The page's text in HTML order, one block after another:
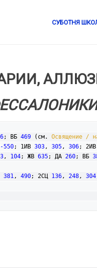
СУБОТНЯ
; ВБ 469 (см. Освящение /
550; 1ИВ 303, 305, 306; 2ИВ
, 104; ЖВ 635; ДА 260; ВБ
381, 490; 2СЦ 136, 248, 304